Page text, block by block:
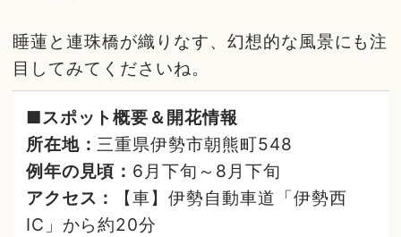
睡蓮と連珠橋が織りなす、幻想的な風景にも注
目してみてくださいね。
■スポット概要＆開花情報
所在地：三重県伊勢市朝熊町548
例年の見頃： 6月下旬～8月下旬
アクセス：
【車】伊勢自動車道「伊勢西
IC」から約20分